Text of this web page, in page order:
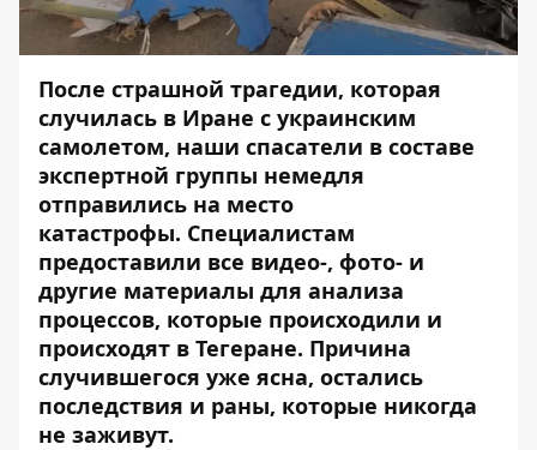
После страшной трагедии, которая
случилась в Иране с украинским
самолетом, наши спасатели в составе
экспертной группы немедля
отправились на место
катастрофы. Специалистам
предоставили все видео-, фото- и
другие материалы для анализа
процессов, которые происходили и
происходят в Тегеране. Причина
случившегося уже ясна, остались
последствия и раны, которые никогда
не заживут.